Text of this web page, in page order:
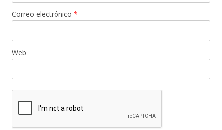
Correo electrónico *
Web